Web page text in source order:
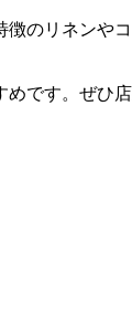
徴のリネンや
めです。ぜひ